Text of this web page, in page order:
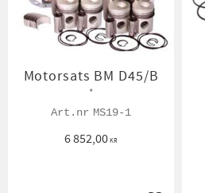
Motorsats BM D45/B
*
MS19-1
6 852,00KR